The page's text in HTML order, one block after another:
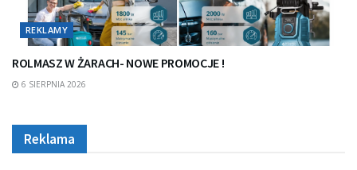
REKLAMY
ROLMASZ W ŻARACH- NOWE PROMOCJE !
6 SIERPNIA 2026
Reklama